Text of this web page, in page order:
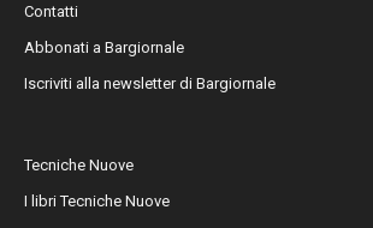
Contatti
Abbonati a Bargiornale
Iscriviti alla newsletter di Bargiornale
Tecniche Nuove
I libri Tecniche Nuove